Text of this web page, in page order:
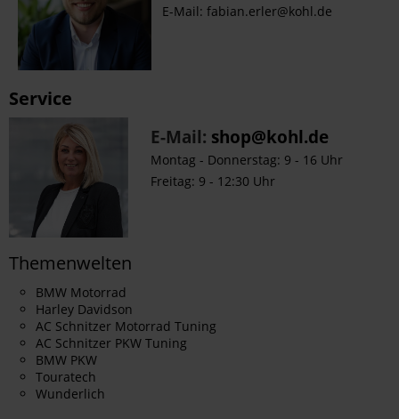
E-Mail: fabian.erler@kohl.de
Service
E-Mail: shop@kohl.de
Montag - Donnerstag: 9 - 16 Uhr
Freitag: 9 - 12:30 Uhr
Themenwelten
BMW Motorrad
Harley Davidson
AC Schnitzer Motorrad Tuning
AC Schnitzer PKW Tuning
BMW PKW
Touratech
Wunderlich